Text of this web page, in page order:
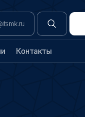
Контакты